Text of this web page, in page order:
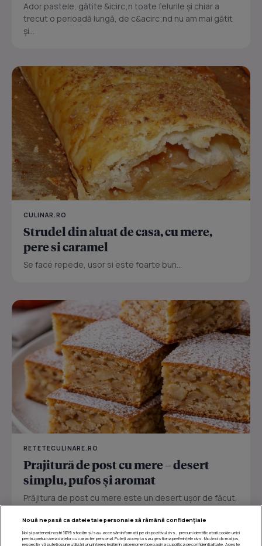
Ador pastele, gătite &icirc;n toate felurile și chiar a
trecut o perioadă lungă, de c&acirc;nd nu am mai gătit
și...
CULINAR.RO
Strudel din aluat de casa, cu mere,
pere si caramel
Se face repede, usor si este foarte bun...
RETETECULINARE.RO
Prajitură de post cu mere – desert
simplu, pufos și aromat
Prăjitura de post cu mere este un desert ușor de făcut,
sau...
Nouă ne pasă ca datele tale personale să rămână confidențiale
Noi și partenerii noștri 1019stocăm și/sau accesăm informații pe dispozitivul dvs., precum identificatorii cookie unici
pentru prelucrarea datelor cu caracter personal. Puteți accepta sau gestiona preferințele dvs. făcând clic mai jos,
respectiv vă puteți opune utilizării unui interes legitim în orice moment pe pagina cu politica de confidențialitate. Aceste